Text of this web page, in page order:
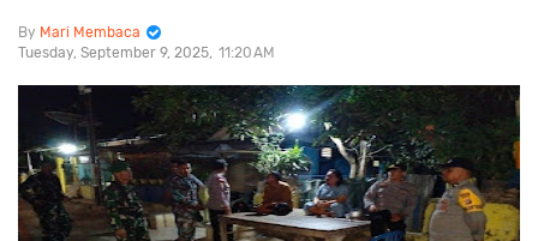
Mari Membaca
Tuesday, September 9, 2025 11:20 AM